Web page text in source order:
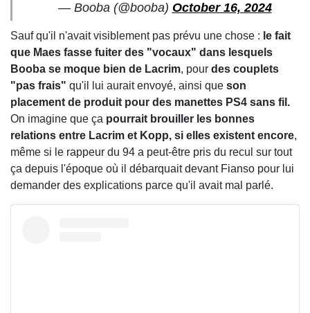
— Booba (@booba) October 16, 2024
Sauf qu'il n'avait visiblement pas prévu une chose : le fait
que Maes fasse fuiter des "vocaux" dans lesquels
Booba se moque bien de Lacrim, pour des couplets
"pas frais" qu'il lui aurait envoyé, ainsi que son
placement de produit pour des manettes PS4 sans fil.
On imagine que ça pourrait brouiller les bonnes
relations entre Lacrim et Kopp, si elles existent encore,
même si le rappeur du 94 a peut-être pris du recul sur tout
ça depuis l'époque où il débarquait devant Fianso pour lui
demander des explications parce qu'il avait mal parlé.